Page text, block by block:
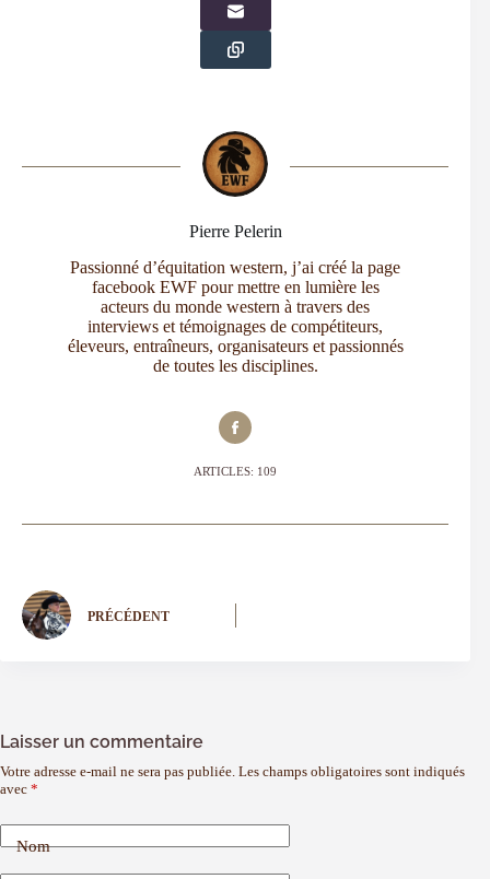
Pierre Pelerin
Passionné d’équitation western, j’ai créé la page
facebook EWF pour mettre en lumière les
acteurs du monde western à travers des
interviews et témoignages de compétiteurs,
éleveurs, entraîneurs, organisateurs et passionnés
de toutes les disciplines.
ARTICLES: 109
PRÉCÉDENT
Laisser un commentaire
Votre adresse e-mail ne sera pas publiée. Les champs obligatoires sont indiqués
avec *
Nom